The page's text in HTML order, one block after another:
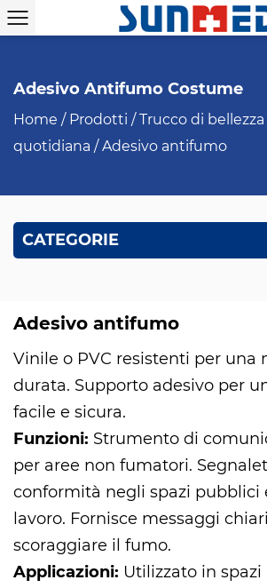
Adesivo Antifumo Costume
Home / Prodotti /Trucco di
quotidiana /Adesivo antifumo
CATEGORIE
Adesivo antifumo
Vinile o PVC resistenti per una
durata. Supporto adesivo per
facile e sicura.
Funzioni: Strumento di
per aree non fumatori.
conformità negli spazi pubblici
lavoro. Fornisce messaggi
scoraggiare il fumo.
Applicazioni: Utilizzato in